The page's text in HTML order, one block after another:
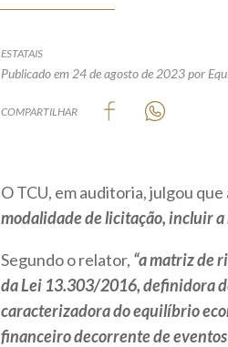
ESTATAIS
Publicado em 24 de agosto de 2023por
COMPARTILHAR
O TCU, em auditoria, julgou
modalidade de licitação, incluir
Segundo o relator, “a matriz de
da Lei 13.303/2016, definidora
caracterizadora do equilíbrio
financeiro decorrente de